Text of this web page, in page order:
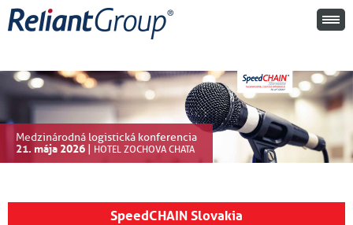
Medzinárodná logistická konferencia
21. mája 2026 | HOTEL ZOCHOVA CHATA
SpeedCHAIN Slovakia